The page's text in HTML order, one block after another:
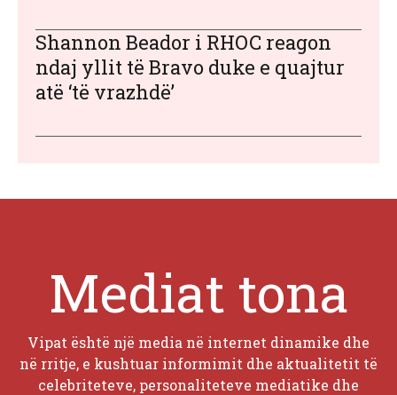
Shannon Beador i RHOC reagon
ndaj yllit të Bravo duke e quajtur
atë ‘të vrazhdë’
Mediat tona
Vipat është një media në internet dinamike dhe
në rritje, e kushtuar informimit dhe aktualitetit të
celebriteteve, personaliteteve mediatike dhe